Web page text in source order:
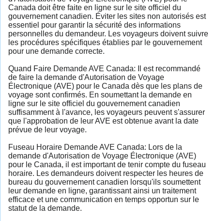
Canada doit être faite en ligne sur le site officiel du
gouvernement canadien. Éviter les sites non autorisés est
essentiel pour garantir la sécurité des informations
personnelles du demandeur. Les voyageurs doivent suivre
les procédures spécifiques établies par le gouvernement
pour une demande correcte.
Quand Faire Demande AVE Canada: Il est recommandé
de faire la demande d'Autorisation de Voyage
Électronique (AVE) pour le Canada dès que les plans de
voyage sont confirmés. En soumettant la demande en
ligne sur le site officiel du gouvernement canadien
suffisamment à l'avance, les voyageurs peuvent s'assurer
que l'approbation de leur AVE est obtenue avant la date
prévue de leur voyage.
Fuseau Horaire Demande AVE Canada: Lors de la
demande d'Autorisation de Voyage Électronique (AVE)
pour le Canada, il est important de tenir compte du fuseau
horaire. Les demandeurs doivent respecter les heures de
bureau du gouvernement canadien lorsqu'ils soumettent
leur demande en ligne, garantissant ainsi un traitement
efficace et une communication en temps opportun sur le
statut de la demande.